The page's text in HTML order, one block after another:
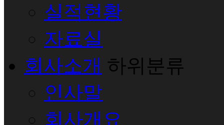
실적현황
자료실
회사소개 하위분류
인사말
회사개요